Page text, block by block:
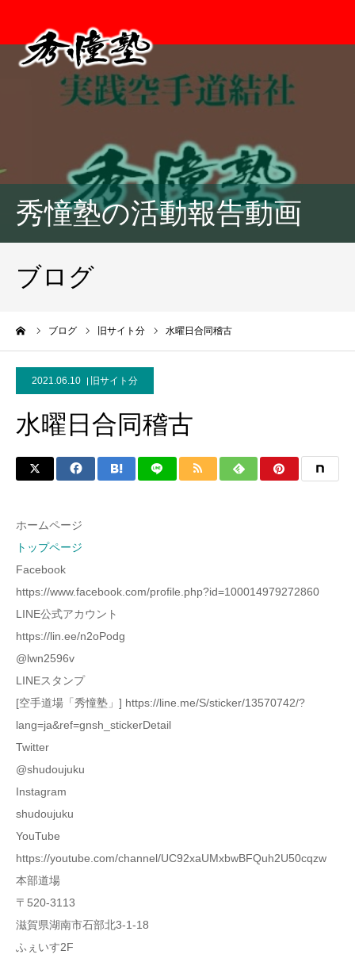
秀憧塾の活動報告動画
ブログ
ブログ 旧サイト分 水曜日合同稽古
2021.06.10 旧サイト分
水曜日合同稽古
ホームページ
トップページ
Facebook
https://www.facebook.com/profile.php?id=100014979272860
LINE公式アカウント
https://lin.ee/n2oPodg
@lwn2596v
LINEスタンプ
[空手道場「秀憧塾」] https://line.me/S/sticker/13570742/?
lang=ja&ref=gnsh_stickerDetail
Twitter
@shudoujuku
Instagram
shudoujuku
YouTube
https://youtube.com/channel/UC92xaUMxbwBFQuh2U50cqzw
本部道場
〒520-3113
滋賀県湖南市石部北3-1-18
ふぇいす2F